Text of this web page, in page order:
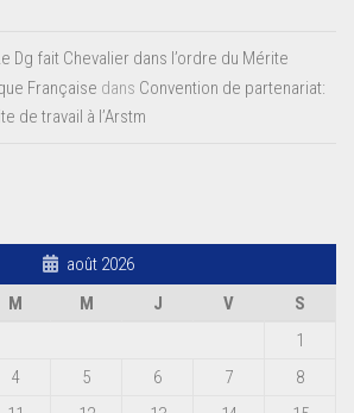
Dg fait Chevalier dans l’ordre du Mérite
Française dans Convention de partenariat:
de travail à l’Arstm
août 2026
M M J V
S
1
4 5 6 7
8